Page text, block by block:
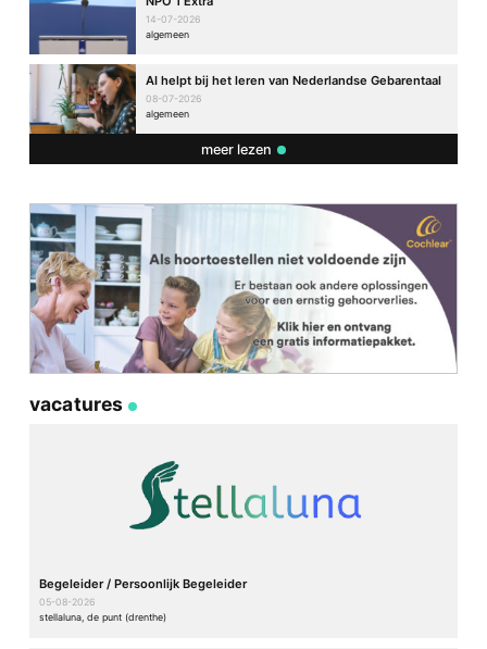
14-07-2026
algemeen
AI helpt bij het leren van Nederlandse Gebarentaal
08-07-2026
algemeen
meer lezen
vacatures
Begeleider / Persoonlijk Begeleider
05-08-2026
stellaluna, de punt (drenthe)